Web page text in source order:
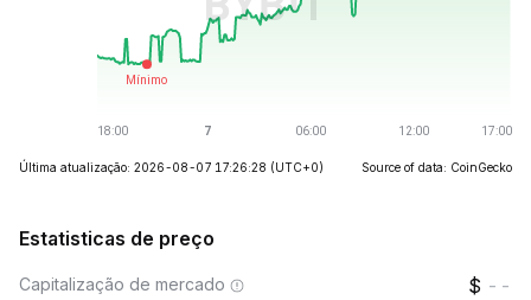
Última atualização: 2026-08-07 17:26:28 (UTC+0) Source of data: CoinGecko
Estatisticas de preço
Capitalização de mercado --